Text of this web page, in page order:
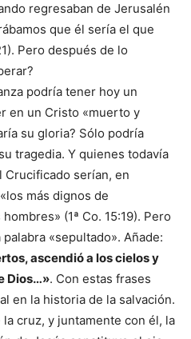
regresaban de Jerusalén
que él sería el que
Pero después de lo
podría tener hoy un
en un Cristo «muerto y
su gloria? Sólo podría
tragedia. Y quienes todavía
Crucificado serían, en
más dignos de
(1ª Co. 15:19). Pero
«sepultado». Añade:
ascendió a los cielos y
Dios…». Con estas frases
en la historia de la salvación.
cruz, y juntamente con él, la